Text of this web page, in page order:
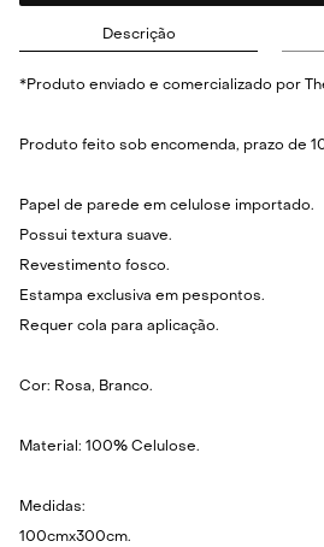
Descrição
*Produto enviado e comercializado por
Produto feito sob encomenda, prazo de
Papel de parede em celulose importado.
Possui textura suave.
Revestimento fosco.
Estampa exclusiva em pespontos.
Requer cola para aplicação.
Cor: Rosa, Branco.
Material: 100% Celulose.
Medidas:
100cmx300cm.